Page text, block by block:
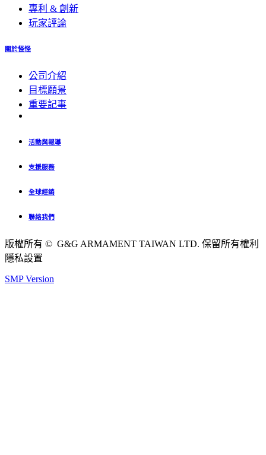
專利 & 創新
玩家評論
關於怪怪
公司介紹
目標願景
重要記事
活動與報導
支援服務
全球經銷
聯絡我們
版權所有 © G&G ARMAMENT TAIWAN LTD. 保留所有權利
隱私設置
SMP Version